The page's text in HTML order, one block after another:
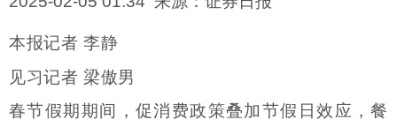
本报记者 李静
见习记者 梁傲男
春节假期期间，促消费政策叠加节假日效应，餐